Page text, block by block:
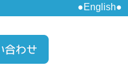
●English●